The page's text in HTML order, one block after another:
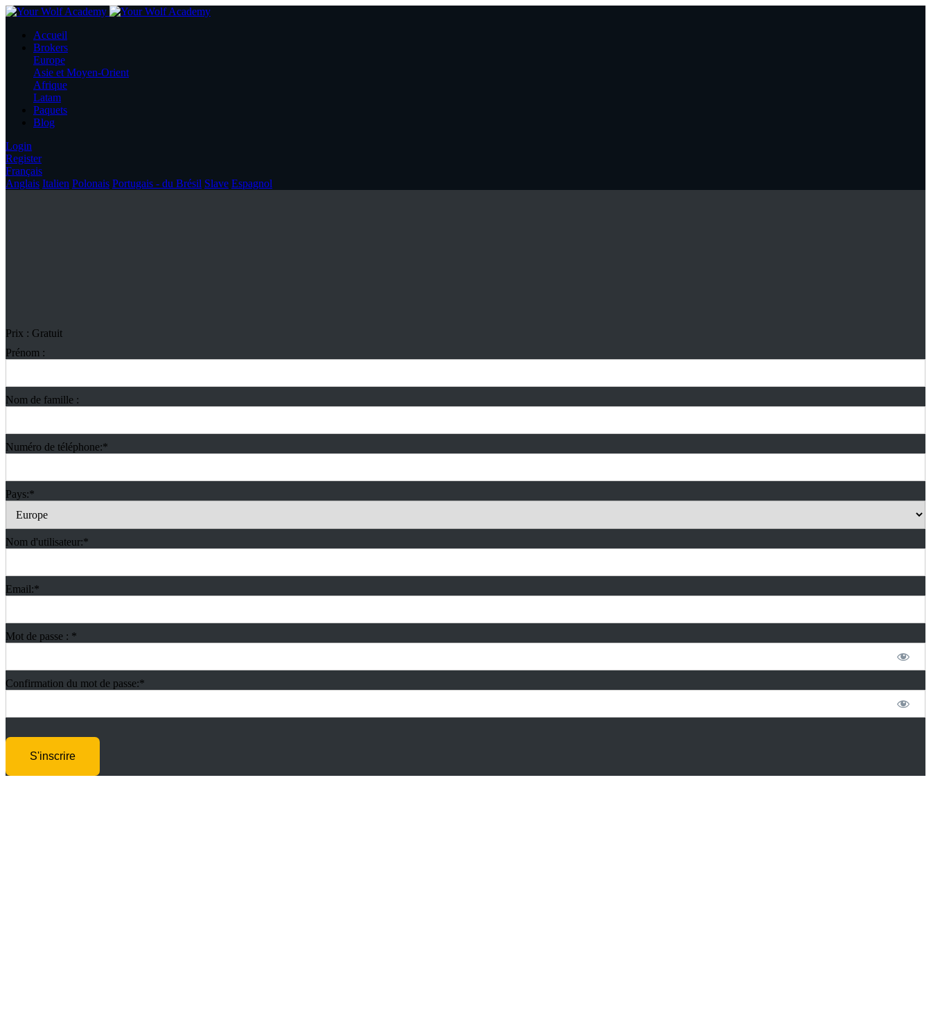
Accueil
Brokers
Europe
Asie et Moyen-Orient
Afrique
Latam
Paquets
Blog
Login
Register
Français
Anglais Italien Polonais Portugais - du Brésil Slave Espagnol
Prix : Gratuit
Prénom :
Nom de famille :
Numéro de téléphone:*
Pays:*
Nom d'utilisateur:*
Email:*
Mot de passe : *
Confirmation du mot de passe:*
Pas de val